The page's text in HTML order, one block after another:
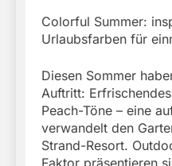
Colorful Summer:
Urlaubsfarben für
Diesen Sommer
Auftritt:
Peach-Töne – eine
verwandelt den
Strand-Resort.